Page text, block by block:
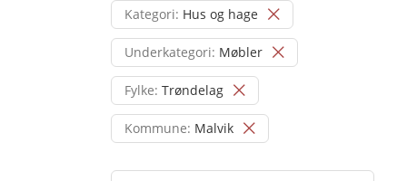
Kategori: Hus og hage
Underkategori: Møbler
Fylke: Trøndelag
Kommune: Malvik